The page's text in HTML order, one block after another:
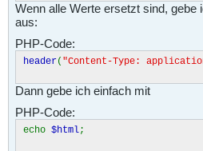
Wenn alle Werte ersetzt sind, gebe
aus:
PHP-Code:
header( "Content-Type:
Dann gebe ich einfach mit
PHP-Code:
echo $html;